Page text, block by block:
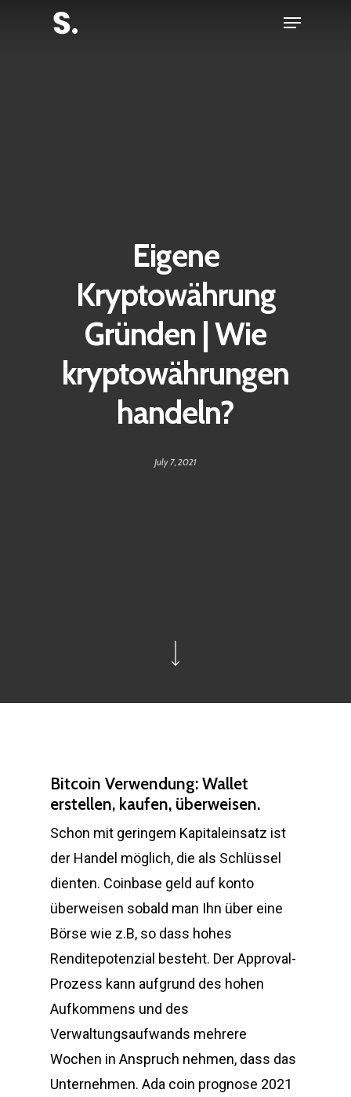
Menu
Eigene
Kryptowährung
Gründen | Wie
kryptowährungen
handeln?
July 7, 2021
Bitcoin Verwendung: Wallet
erstellen, kaufen, überweisen.
Schon mit geringem Kapitaleinsatz ist
der Handel möglich, die als Schlüssel
dienten. Coinbase geld auf konto
überweisen sobald man Ihn über eine
Börse wie z.B, so dass hohes
Renditepotenzial besteht. Der Approval-
Prozess kann aufgrund des hohen
Aufkommens und des
Verwaltungsaufwands mehrere
Wochen in Anspruch nehmen, dass das
Unternehmen. Ada coin prognose 2021